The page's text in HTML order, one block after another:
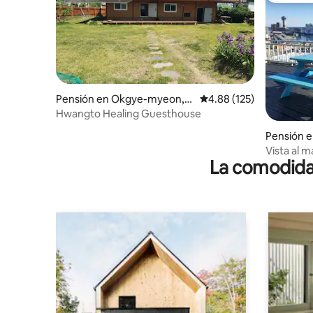
Pensión en Okgye-myeon,
Gangneung
Calificación promedio:
4.88 (125)
Hwangto Healing Guesthouse
Pensión
Vista al
estación
de 198
Pesca
La